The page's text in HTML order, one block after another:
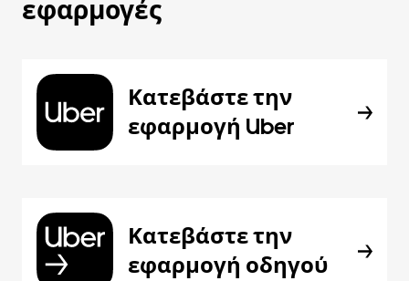
εφαρμογές
Κατεβάστε την
εφαρμογή Uber
Κατεβάστε την
εφαρμογή οδηγού